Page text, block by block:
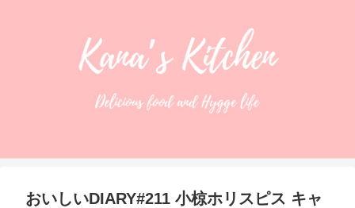
おいしいDIARY#211 小椋ホリスピス キャ